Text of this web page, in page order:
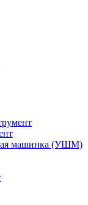
машинка (УШМ)